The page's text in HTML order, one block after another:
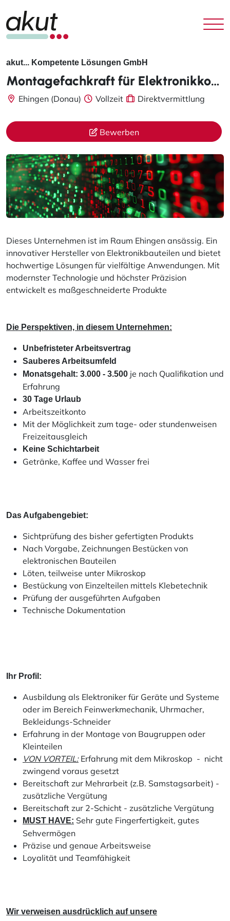
akut... Kompetente Lösungen GmbH
Montagefachkraft für Elektronikkomponenten m/w/d
Ehingen (Donau) Vollzeit Direktvermittlung
Bewerben
Dieses Unternehmen ist im Raum Ehingen ansässig. Ein
innovativer Hersteller von Elektronikbauteilen und bietet
hochwertige Lösungen für vielfältige Anwendungen. Mit
modernster Technologie und höchster Präzision
entwickelt es maßgeschneiderte Produkte
Die Perspektiven, in diesem Unternehmen:
Unbefristeter Arbeitsvertrag
Sauberes Arbeitsumfeld
Monatsgehalt: 3.000 - 3.500 je nach Qualifikation und
Erfahrung
30 Tage Urlaub
Arbeitszeitkonto
Mit der Möglichkeit zum tage- oder stundenweisen
Freizeitausgleich
Keine Schichtarbeit
Getränke, Kaffee und Wasser frei
Das Aufgabengebiet:
Sichtprüfung des bisher gefertigten Produkts
Nach Vorgabe, Zeichnungen Bestücken von
elektronischen Bauteilen
Löten, teilweise unter Mikroskop
Bestückung von Einzelteilen mittels Klebetechnik
Prüfung der ausgeführten Aufgaben
Technische Dokumentation
Ihr Profil:
Ausbildung als Elektroniker für Geräte und Systeme
oder im Bereich Feinwerkmechanik, Uhrmacher,
Bekleidungs-Schneider
Erfahrung in der Montage von Baugruppen oder
Kleinteilen
VON VORTEIL:Erfahrung mit dem Mikroskop - nicht
zwingend voraus gesetzt
Bereitschaft zur Mehrarbeit (z.B. Samstagsarbeit) -
zusätzliche Vergütung
Bereitschaft zur 2-Schicht - zusätzliche Vergütung
MUST HAVE: Sehr gute Fingerfertigkeit, gutes
Sehvermögen
Präzise und genaue Arbeitsweise
Loyalität und Teamfähigkeit
Wir verweisen ausdrücklich auf unsere